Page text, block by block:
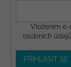
Vložením
osobních
PŘIHLÁSIT SE